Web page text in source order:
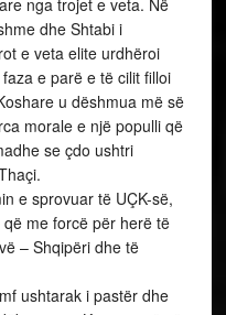
popullatën e
e kufirit ishte mesazh
zonat e thella brenda
atë kohë”, tha
brenda planit
e bashkërendimit me
vendndodhjen e
Çlirimtare e
edhe operacione të
presidenti Thaçi.
dhe në Pashtrik,